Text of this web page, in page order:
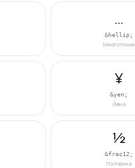
…
&hellip;
Многоточие
¥
&yen;
Йена
½
&frac12;
Половина